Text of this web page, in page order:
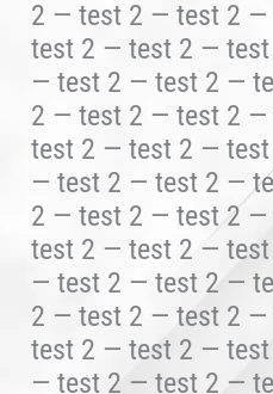
2 — test 2 — test 2
test 2 — test 2 —
— test 2 — test 2 —
2 — test 2 — test 2
test 2 — test 2 —
— test 2 — test 2 —
2 — test 2 — test 2
test 2 — test 2 —
— test 2 — test 2 —
2 — test 2 — test 2
test 2 — test 2 —
— test 2 — test 2 —